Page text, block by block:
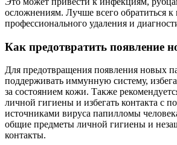
осложнениям. Лучше всего обратиться к
профессионального удаления и
Как предотвратить появление
Для предотвращения появления новых
поддерживать иммунную систему,
за состоянием кожи. Также
личной гигиены и избегать контакта с
источниками вируса папилломы
общие предметы личной гигиены и
контакты.